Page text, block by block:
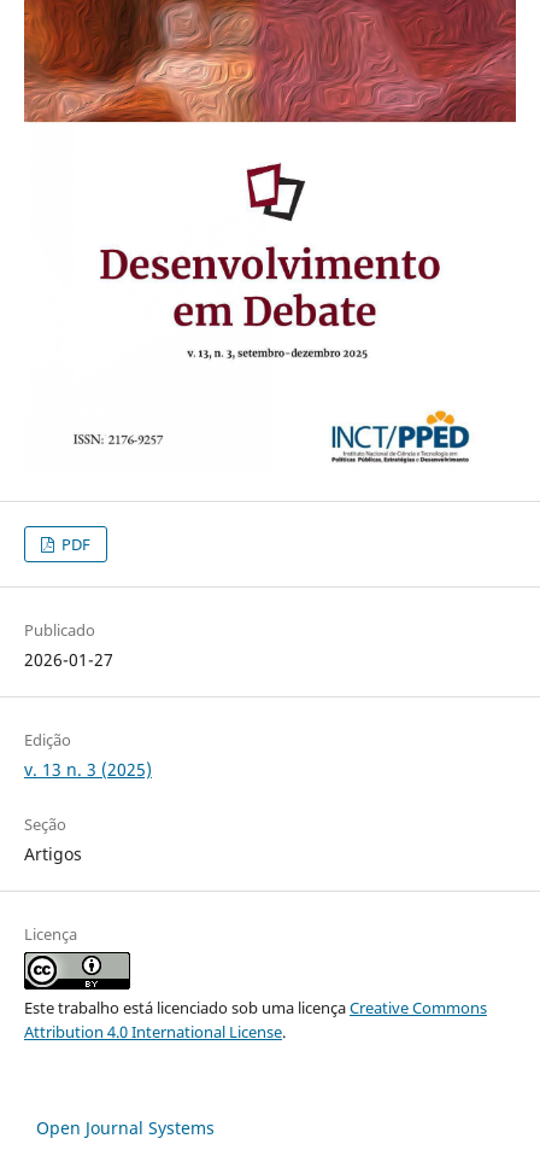
PDF
Publicado
2026-01-27
Edição
v. 13 n. 3 (2025)
Seção
Artigos
Licença
Este trabalho está licenciado sob uma licençaCreative Commons
Attribution 4.0 International License.
Open Journal Systems